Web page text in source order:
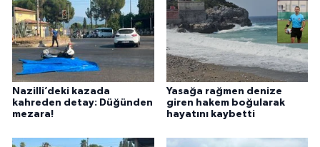
Nazilli’deki kazada
kahreden detay: Düğünden
mezara!
Yasağa rağmen denize
giren hakem boğularak
hayatını kaybetti